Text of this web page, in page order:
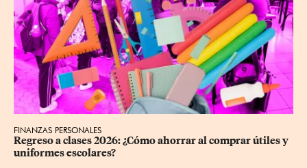
FINANZAS PERSONALES
Regreso a clases 2026: ¿Cómo ahorrar al comprar útiles y
uniformes escolares?